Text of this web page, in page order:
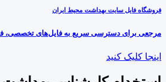
فروشگاه فایل سایت بهداشت محیط ایران
مرجعی برای دسترسی سریع به فایل‌های تخصصی،
اینجا کلیک کنید